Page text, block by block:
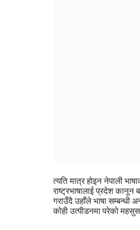
त्यति मात्र होइन नेपाली
राष्ट्रभाषालाई प्रदेश कानून
गराउँदै उहाँले भाषा सम्बन्धी
कोही उत्पीडनमा परेको